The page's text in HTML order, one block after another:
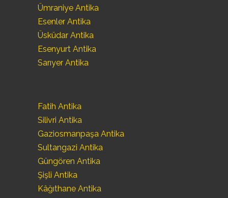
Ümraniye Antika
Esenler Antika
Üsküdar Antika
Esenyurt Antika
Sarıyer Antika
Fatih Antika
Silivri Antika
Gaziosmanpaşa Antika
Sultangazi Antika
Güngören Antika
Şişli Antika
Kâğıthane Antika